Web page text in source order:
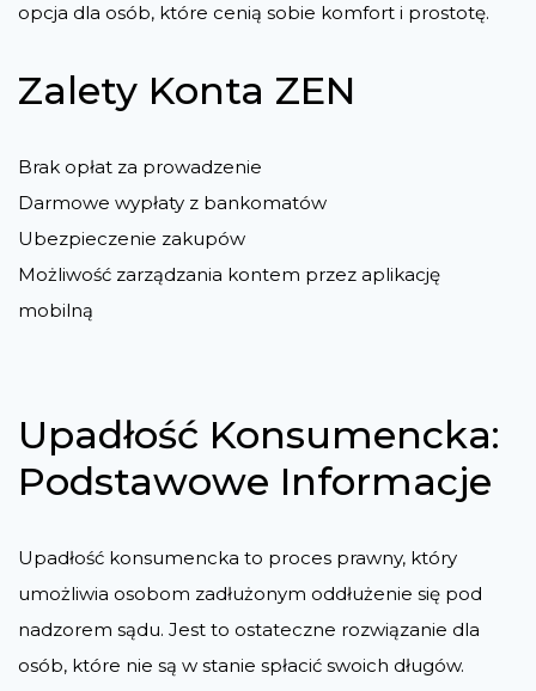
opcja dla osób, które cenią sobie komfort i prostotę.
Zalety Konta ZEN
Brak opłat za prowadzenie
Darmowe wypłaty z bankomatów
Ubezpieczenie zakupów
Możliwość zarządzania kontem przez aplikację
mobilną
Upadłość Konsumencka:
Podstawowe Informacje
Upadłość konsumencka to proces prawny, który
umożliwia osobom zadłużonym oddłużenie się pod
nadzorem sądu. Jest to ostateczne rozwiązanie dla
osób, które nie są w stanie spłacić swoich długów.